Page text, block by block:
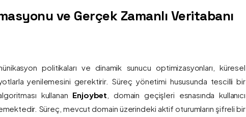
ve Gerçek Zamanlı Veritabanı
politikaları ve dinamik sunucu optimizasyonları, küresel
yenilemesini gerektirir. Süreç yönetimi hususunda tescilli bir
kullanan Enjoybet , domain geçişleri esnasında kullanıcı
Süreç, mevcut domain üzerindeki aktif oturumların şifreli bir